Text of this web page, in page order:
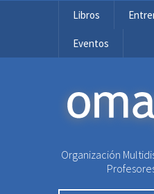
Libros
Eventos
OMAPA
Organización